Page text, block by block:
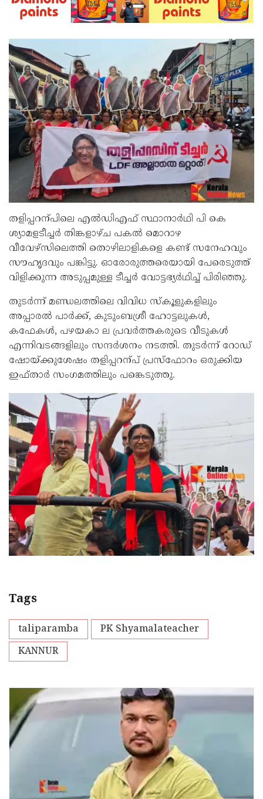
തളിപ്പറന്പിലെ എൽഡിഎഫ്‌ സ്ഥാനാർഥി പി കെ
ശ്യാമളടീച്ചർ തിങ്കളാഴ്‌ച പകൽ മൊറാഴ
വീവേഴ്‌സിലെത്തി തൊഴിലാളികളെ കണ്ട്‌ സനേഹവും
സ‍ൗഹൃദവും പങ്കിട്ടു. ഓരോരുത്തരെയായി പേരെടുത്ത്‌
വിളിക്കുന്ന അടുപ്പമുള്ള ടീച്ചർ വോട്ടഭ്യർഥിച്ച്‌ പിരിഞ്ഞു.
തുടർന്ന്‌ മണ്ഡലത്തിലെ വിവിധ സ്‌കൂളുകളിലും
അപ്പാരൽ പാർക്ക്‌, കുടുംബശ്രീ ഹോട്ടലുകൾ,
കഫേകൾ, പഴയകാ ല പ്രവർത്തകരുടെ വീടുകൾ
എന്നിവടങ്ങളിലും സന്ദർശനം നടത്തി. തുടർന്ന്‌ റോഡ്‌
ഷോയ്‌ക്കുശേഷം തളിപ്പറന്പ്‌ പ്രസ്‌ഫോറം ഒരുക്കിയ
ഇഫ്‌താർ സംഗമത്തിലും പങ്കെടുത്തു.
Tags
taliparamba
PK Shyamalateacher
KANNUR